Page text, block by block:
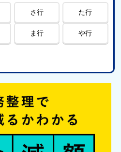
さ行 た行
ま行 や行